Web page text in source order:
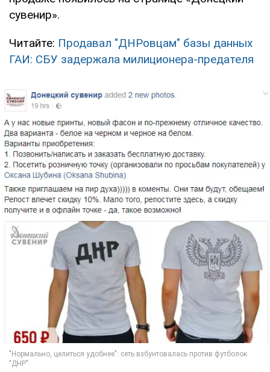
сувенир».
Читайте: Продавал "ДНРовцам" базы данных
ГАИ: СБУ задержала милиционера-предателя